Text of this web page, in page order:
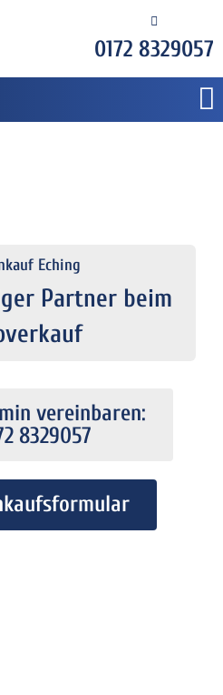
0172 8329057
Eching
Partner beim
vereinbaren:
8329057